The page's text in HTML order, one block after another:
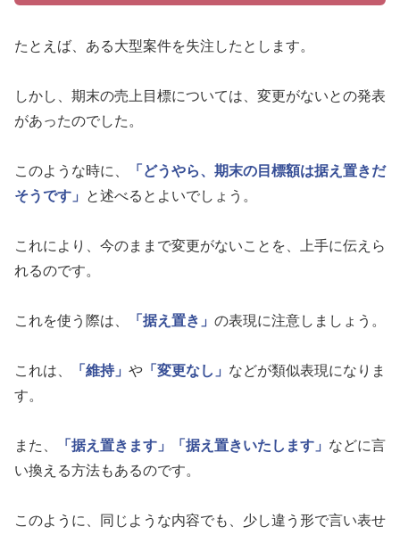
たとえば、ある大型案件を失注したとします。
しかし、期末の売上目標については、変更がないとの発表
があったのでした。
このような時に、
「どうやら、期末の目標額は据え置きだ
そうです」
と述べるとよいでしょう。
これにより、今のままで変更がないことを、上手に伝えら
れるのです。
これを使う際は、 「据え置き」 の表現に注意しましょう。
これは、 「維持」 や 「変更なし」 などが類似表現になりま
す。
また、 「据え置きます」 「据え置きいたします」 などに言
い換える方法もあるのです。
このように、同じような内容でも、少し違う形で言い表せ